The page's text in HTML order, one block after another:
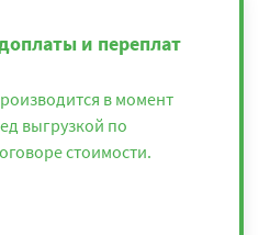
и переплат
в момент
выгрузкой по
стоимости.